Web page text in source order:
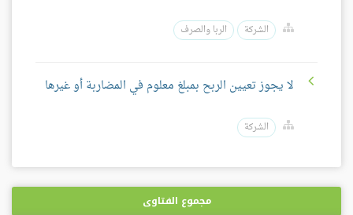
الشركة الربا والصرف
لا يجوز تعيين الربح بمبلغ معلوم في المضاربة أو غيرها
الشركة
مجموع الفتاوى